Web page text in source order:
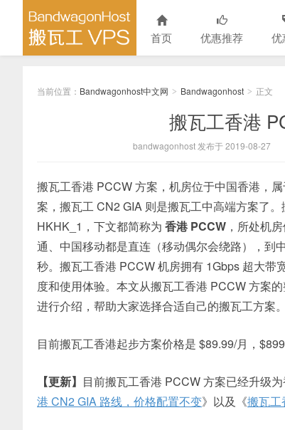
首页 优惠推荐 优
当前位置： Bandwagonhost中文网 > Bandwagonhost > 正文
搬瓦工香港
bandwagonhost 发布于 2019-08-27
搬瓦工香港 PCCW 方案，机房位于中国香港，
案，搬瓦工 CN2 GIA 则是搬瓦工中高端方案了
HKHK_1，下文都简称为 香港 PCCW ，所处机
通、中国移动都是直连（移动偶尔会绕路），到
秒。搬瓦工香港 PCCW 机房拥有 1Gbps 超大
度和使用体验。本文从搬瓦工香港 PCCW 方案
进行介绍，帮助大家选择合适自己的搬瓦工方案。
目前搬瓦工香港起步方案价格是 $89.99/月，
【更新】 目前搬瓦工香港 PCCW 方案已经升级
港 CN2 GIA 路线，价格配置不变》以及《搬瓦工